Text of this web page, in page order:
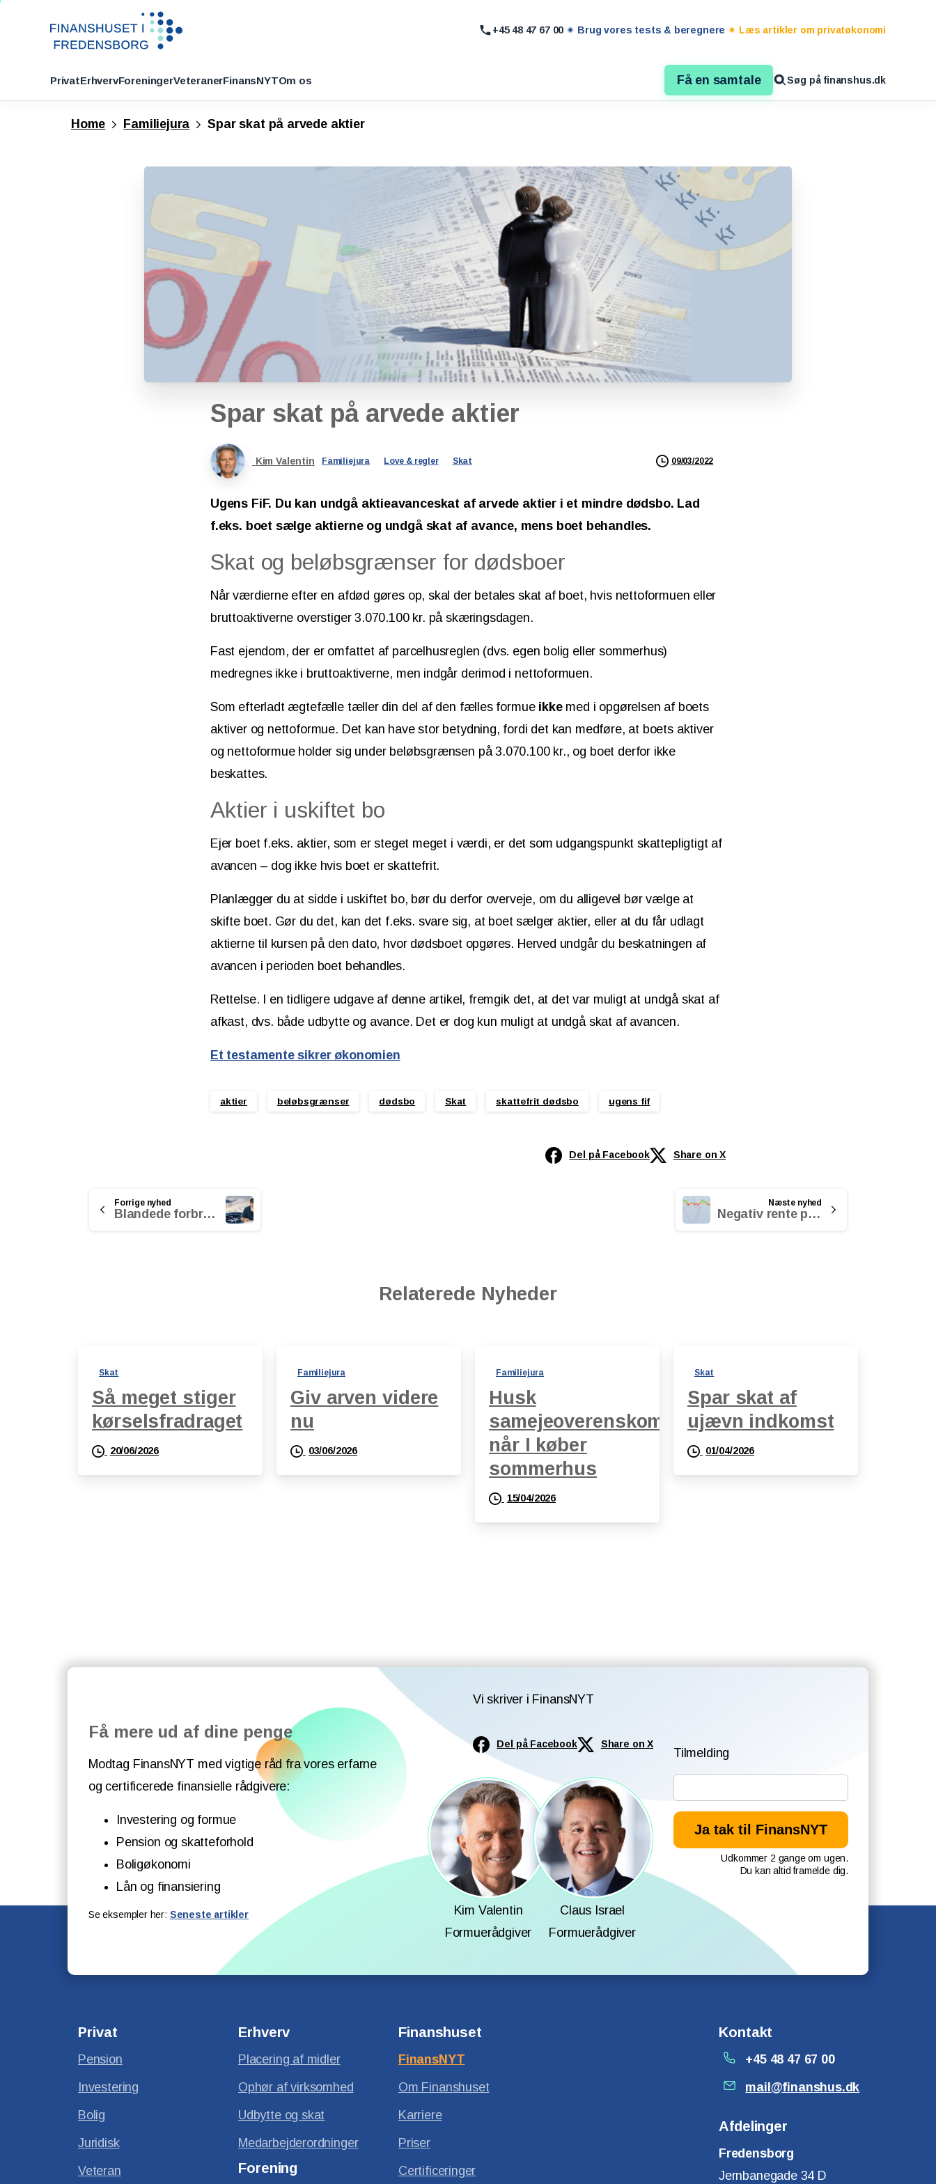
+45 48 47 67 00 Brug vores tests & beregnere Læs artikler om privatøkonomi
PrivatErhvervForeningerVeteranerFinansNYTOm os Få en samtale Søg på finanshus.dk
Home Familiejura Spar skat på arvede aktier
Spar skat på arvede aktier
Kim Valentin Familiejura Love & regler Skat 09/03/2022
Ugens FiF. Du kan undgå aktieavanceskat af arvede aktier i et mindre dødsbo. Lad
f.eks. boet sælge aktierne og undgå skat af avance, mens boet behandles.
Skat og beløbsgrænser for dødsboer
Når værdierne efter en afdød gøres op, skal der betales skat af boet, hvis nettoformuen eller
bruttoaktiverne overstiger 3.070.100 kr. på skæringsdagen.
Fast ejendom, der er omfattet af parcelhusreglen (dvs. egen bolig eller sommerhus)
medregnes ikke i bruttoaktiverne, men indgår derimod i nettoformuen.
Som efterladt ægtefælle tæller din del af den fælles formue ikkemed i opgørelsen af boets
aktiver og nettoformue. Det kan have stor betydning, fordi det kan medføre, at boets aktiver
og nettoformue holder sig under beløbsgrænsen på 3.070.100 kr., og boet derfor ikke
beskattes.
Aktier i uskiftet bo
Ejer boet f.eks. aktier, som er steget meget i værdi, er det som udgangspunkt skattepligtigt af
avancen – dog ikke hvis boet er skattefrit.
Planlægger du at sidde i uskiftet bo, bør du derfor overveje, om du alligevel bør vælge at
skifte boet. Gør du det, kan det f.eks. svare sig, at boet sælger aktier, eller at du får udlagt
aktierne til kursen på den dato, hvor dødsboet opgøres. Herved undgår du beskatningen af
avancen i perioden boet behandles.
Rettelse. I en tidligere udgave af denne artikel, fremgik det, at det var muligt at undgå skat af
afkast, dvs. både udbytte og avance. Det er dog kun muligt at undgå skat af avancen.
Et testamente sikrer økonomien
aktier beløbsgrænser dødsbo Skat skattefrit dødsbo ugens fif
Del på Facebook Share on X
Continue
Reading
Forrige nyhed
Blandede forbrugerforventninger
Næste nyhed
Negativ rente på pensionskonti
Relaterede Nyheder
Skat
Så meget stiger
kørselsfradraget
20/06/2026
Familiejura
Giv arven videre
nu
03/06/2026
Familiejura
Husk
samejeoverenskomst
når I køber
sommerhus
15/04/2026
Skat
Spar skat af
ujævn indkomst
01/04/2026
Få mere ud af dine penge
Modtag FinansNYT med vigtige råd fra vores erfarne
og certificerede finansielle rådgivere:
Investering og formue
Pension og skatteforhold
Boligøkonomi
Lån og finansiering
Se eksempler her: Seneste artikler
Vi skriver i FinansNYT
Del på Facebook Share on X
Kim Valentin
Formuerådgiver
Claus Israel
Formuerådgiver
Tilmelding
Udkommer 2 gange om ugen.
Du kan altid framelde dig.
Privat
Pension
Investering
Bolig
Juridisk
Veteran
Erhverv
Placering af midler
Ophør af virksomhed
Udbytte og skat
Medarbejderordninger
Forening
Finanshuset
FinansNYT
Om Finanshuset
Karriere
Priser
Certificeringer
Kontakt
+45 48 47 67 00
mail@finanshus.dk
Afdelinger
Fredensborg
Jernbanegade 34 D